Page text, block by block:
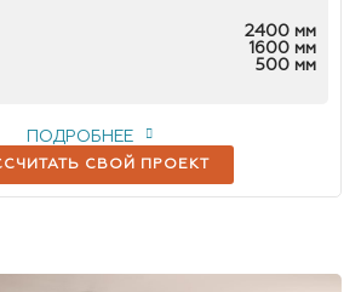
2400 мм
1600 мм
500 мм
СВОЙ ПРОЕКТ
ПОДРОБНЕЕ